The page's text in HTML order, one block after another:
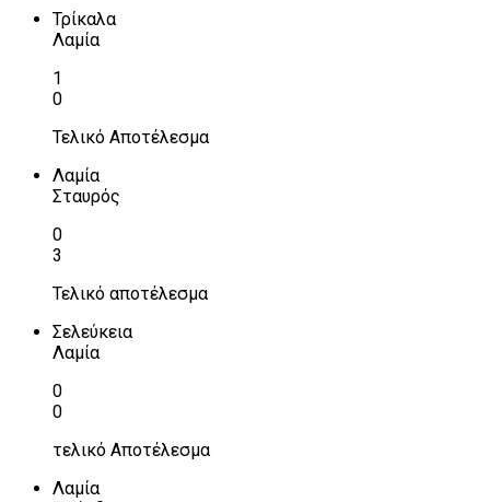
Τρίκαλα
Λαμία
1
0
Τελικό Αποτέλεσμα
Λαμία
Σταυρός
0
3
Τελικό αποτέλεσμα
Σελεύκεια
Λαμία
0
0
τελικό Αποτέλεσμα
Λαμία